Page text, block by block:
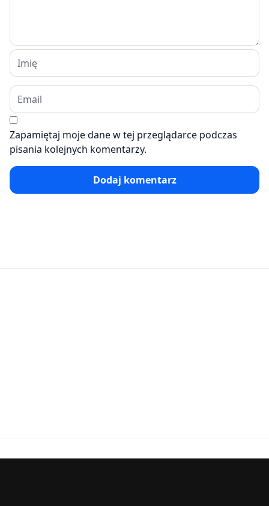
Zapamiętaj moje dane w tej przeglądarce podczas
pisania kolejnych komentarzy.
Dodaj komentarz